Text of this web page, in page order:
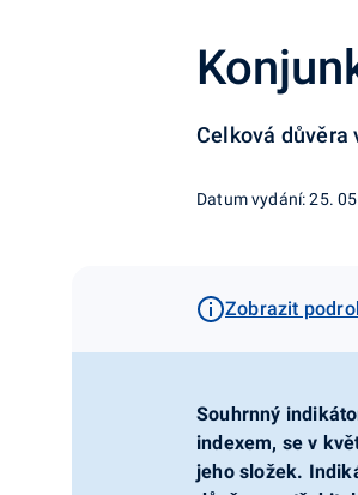
Celková důvěra
Datum vydání: 25.
Zobrazit
Souhrnný
indexem, se v
jeho složek.